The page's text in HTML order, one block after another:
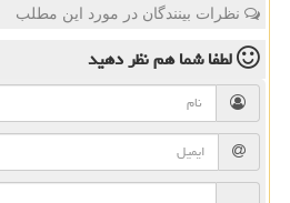
نظرات بینندگان در مورد این مطلب
لطفا شما همنظر دهید